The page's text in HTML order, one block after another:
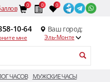
0 0 0
10-64
мне
Ваш город:
Эль-Монте
ЧАСОВ
МУЖСКИЕ ЧАСЫ